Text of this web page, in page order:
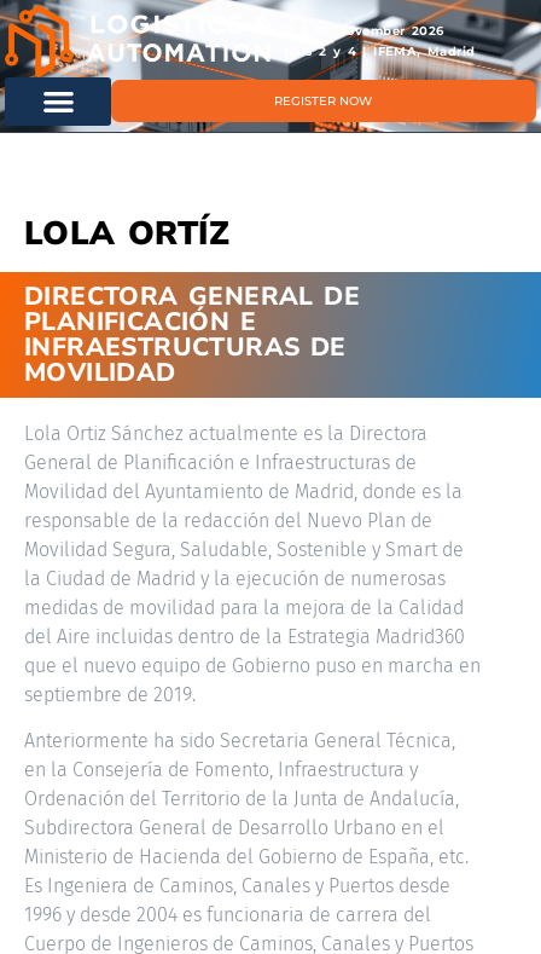
11 & 12 November 2026
Hals 2 y 4 | IFEMA, Madrid
REGISTER NOW
LOLA ORTÍZ
DIRECTORA GENERAL DE
PLANIFICACIÓN E
INFRAESTRUCTURAS DE
MOVILIDAD
Lola Ortiz Sánchez actualmente es la Directora
General de Planificación e Infraestructuras de
Movilidad del Ayuntamiento de Madrid, donde es la
responsable de la redacción del Nuevo Plan de
Movilidad Segura, Saludable, Sostenible y Smart de
la Ciudad de Madrid y la ejecución de numerosas
medidas de movilidad para la mejora de la Calidad
del Aire incluidas dentro de la Estrategia Madrid360
que el nuevo equipo de Gobierno puso en marcha en
septiembre de 2019.
Anteriormente ha sido Secretaria General Técnica,
en la Consejería de Fomento, Infraestructura y
Ordenación del Territorio de la Junta de Andalucía,
Subdirectora General de Desarrollo Urbano en el
Ministerio de Hacienda del Gobierno de España, etc.
Es Ingeniera de Caminos, Canales y Puertos desde
1996 y desde 2004 es funcionaria de carrera del
Cuerpo de Ingenieros de Caminos, Canales y Puertos